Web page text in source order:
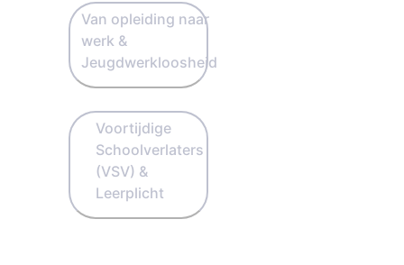
Van opleiding naar
werk &
Jeugdwerkloosheid
Voortijdige
Schoolverlaters
(VSV) &
Leerplicht